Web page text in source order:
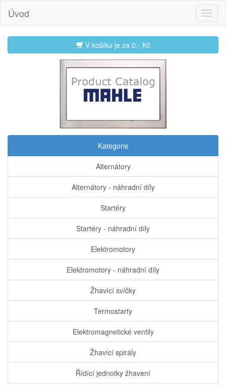
Úvod
V košíku je za 0,- Kč
Kategorie
Alternátory
Alternátory - náhradní díly
Startéry
Startéry - náhradní díly
Elektromotory
Elektromotory - náhradní díly
Žhavící svíčky
Termostarty
Elektromagnetické ventily
Žhavící spirály
Řídící jednotky žhavení